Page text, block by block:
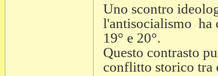
Uno scontro
l'antisocialismo ha
19° e 20°.
Questo contrasto
conflitto storico tra